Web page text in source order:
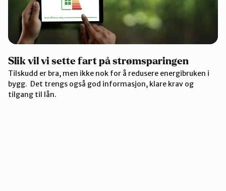
Slik vil vi sette fart på strømsparingen
Tilskudd er bra, men ikke nok for å redusere energibruken i
bygg. Det trengs også god informasjon, klare krav og
tilgang til lån.